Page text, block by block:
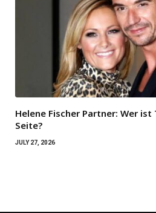
Helene Fischer Partner: Wer
Seite?
JULY 27, 2026